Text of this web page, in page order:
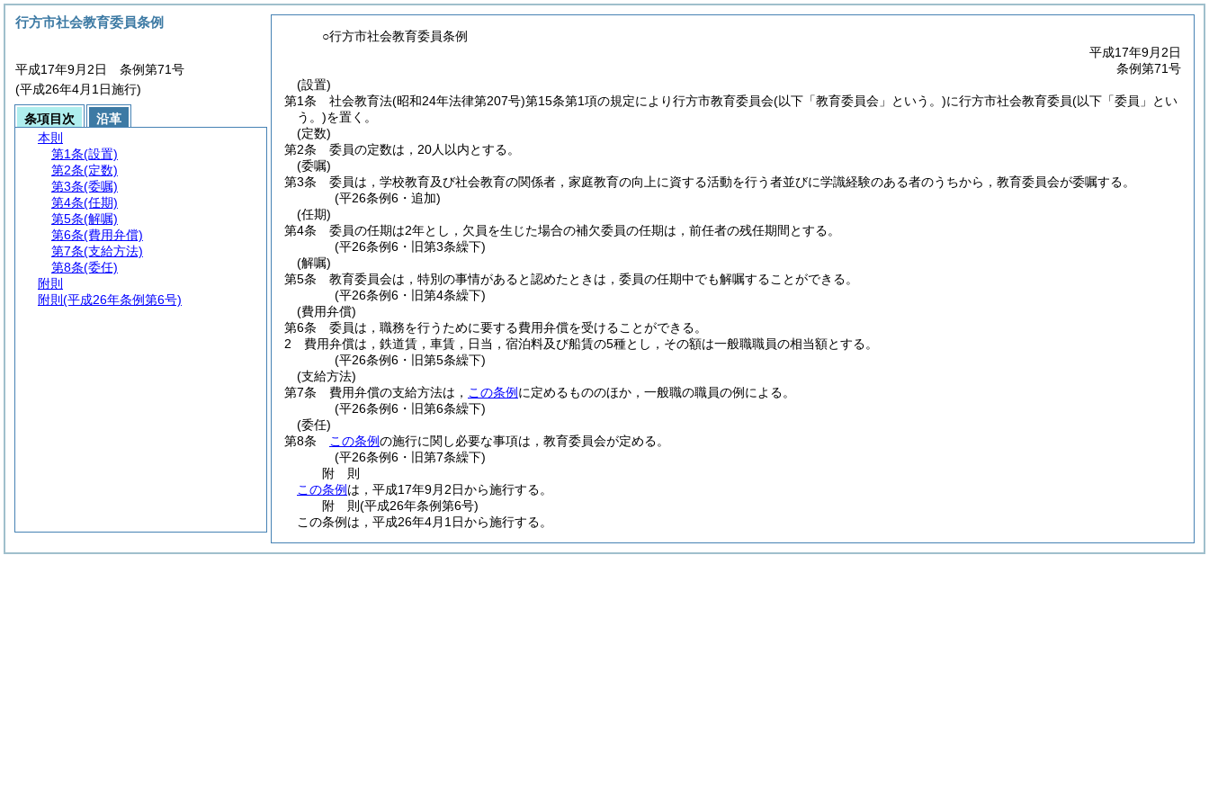
○行方市社会教育委員条例
平成17年9月2日
条例第71号
(設置)
第1条
社会教育法(昭和24年法律第207号)第15条第1項の規定により行方市教育委員会(以下「教育委員会」という。)に行方市社会教育委員(以下「委員」とい
う。)を置く。
(定数)
第2条
委員の定数は，20人以内とする。
(委嘱)
第3条
委員は，学校教育及び社会教育の関係者，家庭教育の向上に資する活動を行う者並びに学識経験のある者のうちから，教育委員会が委嘱する。
(平26条例6・追加)
(任期)
第4条
委員の任期は2年とし，欠員を生じた場合の補欠委員の任期は，前任者の残任期間とする。
(平26条例6・旧第3条繰下)
(解嘱)
第5条
教育委員会は，特別の事情があると認めたときは，委員の任期中でも解嘱することができる。
(平26条例6・旧第4条繰下)
(費用弁償)
第6条
委員は，職務を行うために要する費用弁償を受けることができる。
2
費用弁償は，鉄道賃，車賃，日当，宿泊料及び船賃の5種とし，その額は一般職職員の相当額とする。
(平26条例6・旧第5条繰下)
(支給方法)
第7条
費用弁償の支給方法は， この条例 に定めるもののほか，一般職の職員の例による。
(平26条例6・旧第6条繰下)
(委任)
第8条
この条例の施行に関し必要な事項は，教育委員会が定める。
(平26条例6・旧第7条繰下)
附 則
この条例 は，平成17年9月2日から施行する。
附 則(平成26年条例第6号)
この条例は，平成26年4月1日から施行する。
行方市社会教育委員条例
平成17年9月2日 条例第71号
(平成26年4月1日施行)
条項目次
沿革
本則
第1条(設置)
第2条(定数)
第3条(委嘱)
第4条(任期)
第5条(解嘱)
第6条(費用弁償)
第7条(支給方法)
第8条(委任)
附則
附則 (平成26年条例第6号)